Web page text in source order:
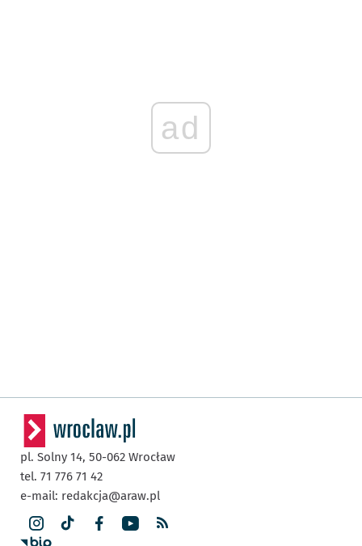
ad
pl. Solny 14, 50-062 Wrocław
tel. 71 776 71 42
e-mail: redakcja@araw.pl